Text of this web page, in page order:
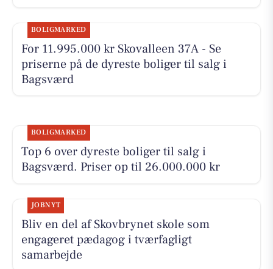
BOLIGMARKED
For 11.995.000 kr Skovalleen 37A - Se
priserne på de dyreste boliger til salg i
Bagsværd
BOLIGMARKED
Top 6 over dyreste boliger til salg i
Bagsværd. Priser op til 26.000.000 kr
JOBNYT
Bliv en del af Skovbrynet skole som
engageret pædagog i tværfagligt
samarbejde